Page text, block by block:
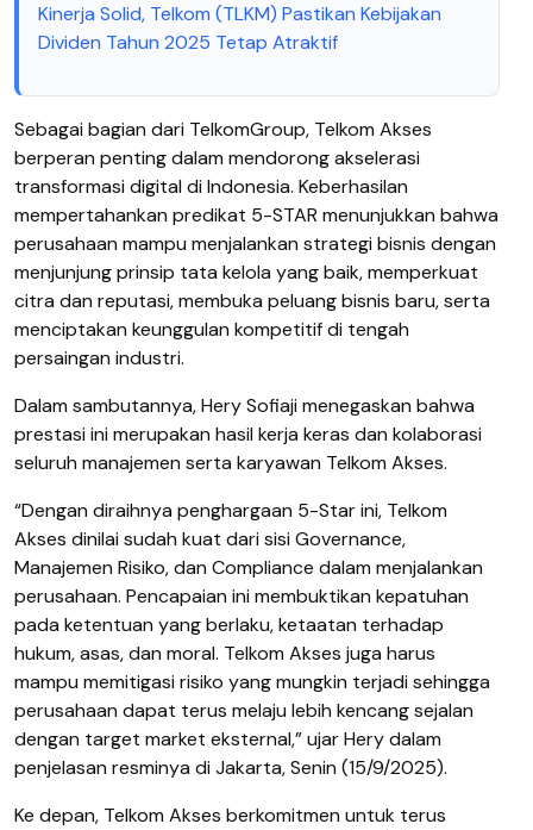
Kinerja Solid, Telkom (TLKM) Pastikan Kebijakan
Dividen Tahun 2025 Tetap Atraktif
Sebagai bagian dari TelkomGroup, Telkom Akses
berperan penting dalam mendorong akselerasi
transformasi digital di Indonesia. Keberhasilan
mempertahankan predikat 5-STAR menunjukkan bahwa
perusahaan mampu menjalankan strategi bisnis dengan
menjunjung prinsip tata kelola yang baik, memperkuat
citra dan reputasi, membuka peluang bisnis baru, serta
menciptakan keunggulan kompetitif di tengah
persaingan industri.
Dalam sambutannya, Hery Sofiaji menegaskan bahwa
prestasi ini merupakan hasil kerja keras dan kolaborasi
seluruh manajemen serta karyawan Telkom Akses.
“Dengan diraihnya penghargaan 5-Star ini, Telkom
Akses dinilai sudah kuat dari sisi Governance,
Manajemen Risiko, dan Compliance dalam menjalankan
perusahaan. Pencapaian ini membuktikan kepatuhan
pada ketentuan yang berlaku, ketaatan terhadap
hukum, asas, dan moral. Telkom Akses juga harus
mampu memitigasi risiko yang mungkin terjadi sehingga
perusahaan dapat terus melaju lebih kencang sejalan
dengan target market eksternal,” ujar Hery dalam
penjelasan resminya di Jakarta, Senin (15/9/2025).
Ke depan, Telkom Akses berkomitmen untuk terus